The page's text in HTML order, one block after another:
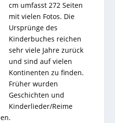
cm umfasst 272 Seiten
mit vielen Fotos. Die
Ursprünge des
Kinderbuches reichen
sehr viele Jahre zurück
und sind auf vielen
Kontinenten zu finden.
Früher wurden
Geschichten und
Kinderlieder/Reime